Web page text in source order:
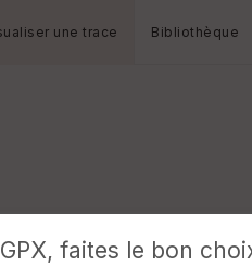
une trace Bibliothèque
faites le bon